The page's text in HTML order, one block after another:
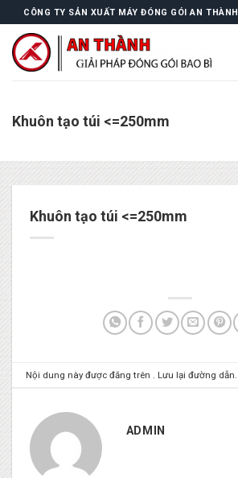
to
content
CÔNG TY SẢN XUẤT MÁY ĐÓNG GÓI AN THÀNH
Khuôn tạo túi <=250mm
Khuôn tạo túi <=250mm
Nội dung này được đăng trên . Lưu lạiđường dẫn
ADMIN